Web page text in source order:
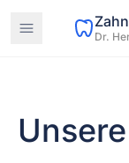
Dr.